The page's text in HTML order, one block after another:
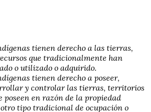
tienen derecho a las tierras,
que tradicionalmente han
o utilizado o adquirido.
tienen derecho a poseer,
y controlar las tierras, territorios
poseen en razón de la propiedad
tipo tradicional de ocupación o